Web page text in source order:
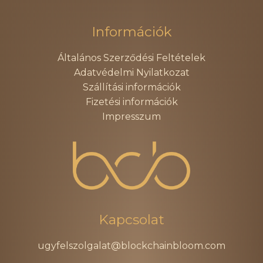
Információk
Általános Szerződési Feltételek
Adatvédelmi Nyilatkozat
Szállítási információk
Fizetési információk
Impresszum
Kapcsolat
ugyfelszolgalat@blockchainbloom.com